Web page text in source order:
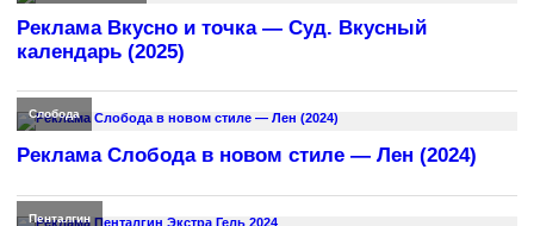
Реклама Вкусно и точка — Суд. Вкусный
календарь (2025)
Слобода
Реклама Слобода в новом стиле — Лен (2024)
Пенталгин